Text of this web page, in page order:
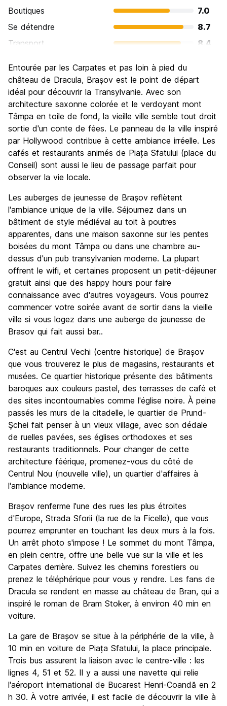
Boutiques
7.0
Se détendre
8.7
Transport
8.4
Culture
8.8
Sortir le soir / faire la fête
Bonnes affaires
9.0
Entourée par les Carpates et pas loin à pied du
château de Dracula, Brașov est le point de départ
idéal pour découvrir la Transylvanie. Avec son
architecture saxonne colorée et le verdoyant mont
Tâmpa en toile de fond, la vieille ville semble tout droit
sortie d'un conte de fées. Le panneau de la ville inspiré
par Hollywood contribue à cette ambiance irréelle. Les
cafés et restaurants animés de Piața Sfatului (place du
Conseil) sont aussi le lieu de passage parfait pour
observer la vie locale.
Les auberges de jeunesse de Brașov reflètent
l'ambiance unique de la ville. Séjournez dans un
bâtiment de style médiéval au toit à poutres
apparentes, dans une maison saxonne sur les pentes
boisées du mont Tâmpa ou dans une chambre au-
dessus d'un pub transylvanien moderne. La plupart
offrent le wifi, et certaines proposent un petit-déjeuner
gratuit ainsi que des happy hours pour faire
connaissance avec d'autres voyageurs. Vous pourrez
commencer votre soirée avant de sortir dans la vieille
ville si vous logez dans une auberge de jeunesse de
Brasov qui fait aussi bar..
C'est au Centrul Vechi (centre historique) de Brașov
que vous trouverez le plus de magasins, restaurants et
musées. Ce quartier historique présente des bâtiments
baroques aux couleurs pastel, des terrasses de café et
des sites incontournables comme l'église noire. À peine
passés les murs de la citadelle, le quartier de Prund-
Şchei fait penser à un vieux village, avec son dédale
de ruelles pavées, ses églises orthodoxes et ses
restaurants traditionnels. Pour changer de cette
architecture féérique, promenez-vous du côté de
Centrul Nou (nouvelle ville), un quartier d'affaires à
l'ambiance moderne.
Brașov renferme l'une des rues les plus étroites
d'Europe, Strada Sforii (la rue de la Ficelle), que vous
pourrez emprunter en touchant les deux murs à la fois.
Un arrêt photo s'impose ! Le sommet du mont Tâmpa,
en plein centre, offre une belle vue sur la ville et les
Carpates derrière. Suivez les chemins forestiers ou
prenez le téléphérique pour vous y rendre. Les fans de
Dracula se rendent en masse au château de Bran, qui a
inspiré le roman de Bram Stoker, à environ 40 min en
voiture.
La gare de Brașov se situe à la périphérie de la ville, à
10 min en voiture de Piața Sfatului, la place principale.
Trois bus assurent la liaison avec le centre-ville : les
lignes 4, 51 et 52. Il y a aussi une navette qui relie
l'aéroport international de Bucarest Henri-Coandă en 2
h 30. À votre arrivée, il est facile de découvrir la ville à